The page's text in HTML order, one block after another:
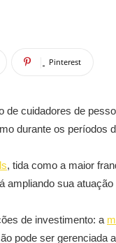
Pinterest
de cuidadores de
durante os períodos
, tida como a maior
ampliando sua
de investimento: a
pode ser gerenciada